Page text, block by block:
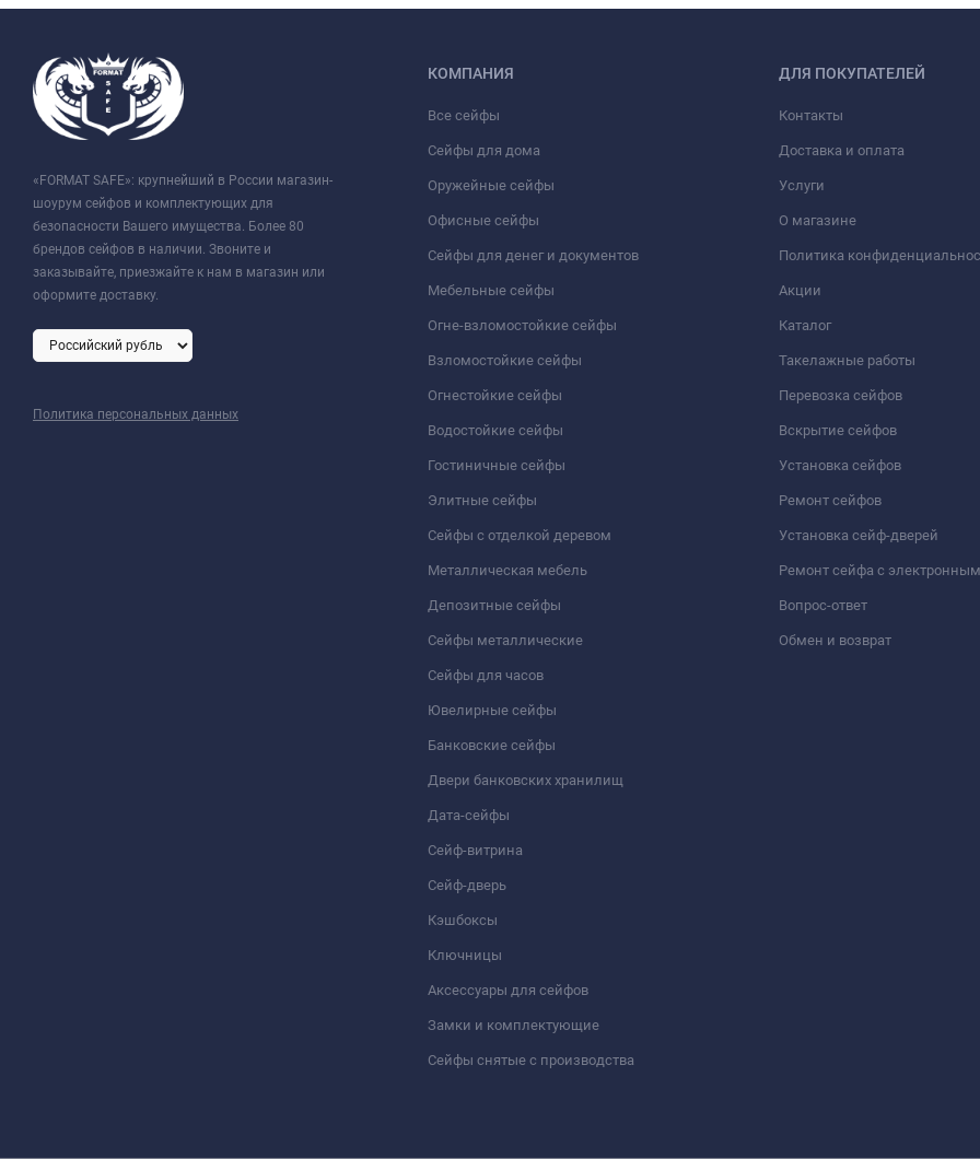
«FORMAT SAFE»: крупнейший в России магазин-
шоурум сейфов и комплектующих для
безопасности Вашего имущества. Более 80
брендов сейфов в наличии. Звоните и
заказывайте, приезжайте к нам в магазин или
оформите доставку.
Политика персональных данных
КОМПАНИЯ
Все сейфы
Сейфы для дома
Оружейные сейфы
Офисные сейфы
Сейфы для денег и документов
Мебельные сейфы
Огне-взломостойкие сейфы
Взломостойкие сейфы
Огнестойкие сейфы
Водостойкие сейфы
Гостиничные сейфы
Элитные сейфы
Сейфы с отделкой деревом
Металлическая мебель
Депозитные сейфы
Сейфы металлические
Сейфы для часов
Ювелирные сейфы
Банковские сейфы
Двери банковских хранилищ
Дата-сейфы
Сейф-витрина
Сейф-дверь
Кэшбоксы
Ключницы
Аксессуары для сейфов
Замки и комплектующие
Сейфы снятые с производства
ДЛЯ ПОКУПАТЕЛЕЙ
Контакты
Доставка и оплата
Услуги
О магазине
Политика
Акции
Каталог
Такелажные работы
Перевозка сейфов
Вскрытие сейфов
Установка сейфов
Ремонт сейфов
Установка сейф-дверей
Ремонт сейфа с
Вопрос-ответ
Обмен и возврат